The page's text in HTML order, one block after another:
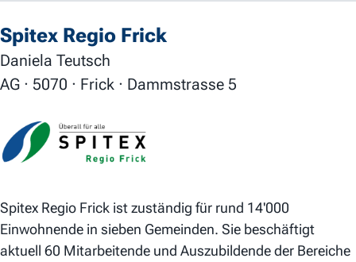
Spitex Regio Frick
Daniela Teutsch
AG · 5070 · Frick · Dammstrasse 5
Spitex Regio Frick ist zuständig für rund 14'000
Einwohnende in sieben Gemeinden. Sie beschäftigt
aktuell 60 Mitarbeitende und Auszubildende der Bereiche